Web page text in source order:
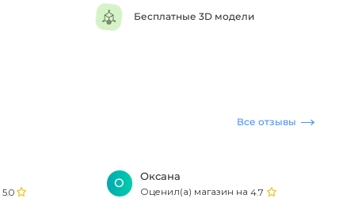
Бесплатные 3D модели
Все отзывы
5.0
О
Оксана
Оценил(а) магазин на4.7